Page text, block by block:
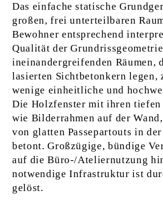
Das einfache statische
großen, frei unterteilbaren
Bewohner entsprechend
Qualität der
ineinandergreifenden Räumen,
lasierten Sichtbetonkern legen,
wenige einheitliche und
Die Holzfenster mit ihren
wie Bilderrahmen auf der
von glatten Passepartouts in
betont. Großzügige, bündige
auf die Büro-/Ateliernutzung
notwendige Infrastruktur ist
gelöst.